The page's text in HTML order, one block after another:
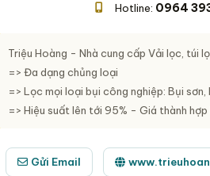
Hotline: 0964
Triệu Hoàng - Nhà cung cấp Vải lọc, túi
=> Đa dạng chủng loại
=> Lọc mọi loại bụi công nghiệp: Bụi sơn,
=> Hiệu suất lên tới 95% - Giá thành hợp
Gửi Email